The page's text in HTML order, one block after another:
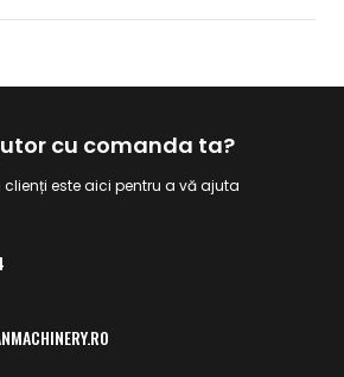
cu comanda ta?
clienți este aici pentru a vă ajuta